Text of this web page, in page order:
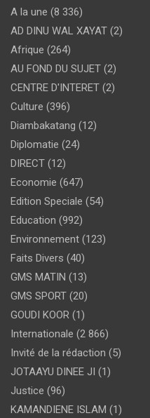
A la une (8 336)
AD DINU WAL XAYAT (2)
Afrique (264)
AU FOND DU SUJET (2)
CENTRE D'INTERET (2)
Culture (396)
Diambakatang (12)
Diplomatie (24)
DIRECT (12)
Economie (647)
Edition Speciale (54)
Education (992)
Environnement (123)
Faits Divers (40)
GMS MATIN (13)
GMS SPORT (20)
GOUDI KOOR (1)
Internationale (2 866)
Invité de la rédaction (5)
JOTAAYU DINEE JI (1)
Justice (96)
KAMANDIENE ISLAM (1)